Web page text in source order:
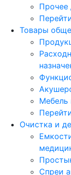
Прочее
Товары
Мебель
Очистка и
Спреи